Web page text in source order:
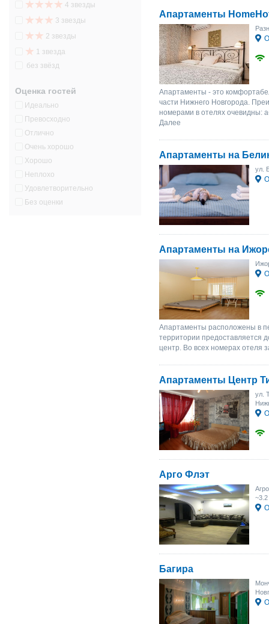
4 звезды
3 звезды
2 звезды
1 звезда
без звёзд
Оценка гостей
Идеально
Превосходно
Отлично
Очень хорошо
Хорошо
Неплохо
Удовлетворительно
Без оценки
Апартаменты
Апартаменты - это
части Нижнего Новгорода.
номерами в отелях очевидны:
Далее
Апартаменты на
ул.
Апартаменты на
Апартаменты расположены в
территории предоставляется
центр. Во всех номерах отеля
Апартаменты Центр
ул.
Арго Флэт
Багира